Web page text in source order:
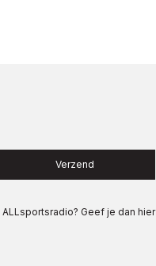
Verzend
ALLsportsradio? Geef je dan hier